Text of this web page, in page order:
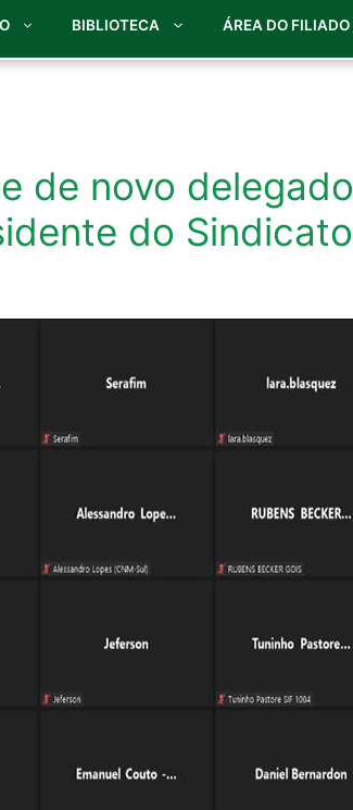
BIBLIOTECA ÁREA DO FILIADO
de novo delegado
do Sindicato